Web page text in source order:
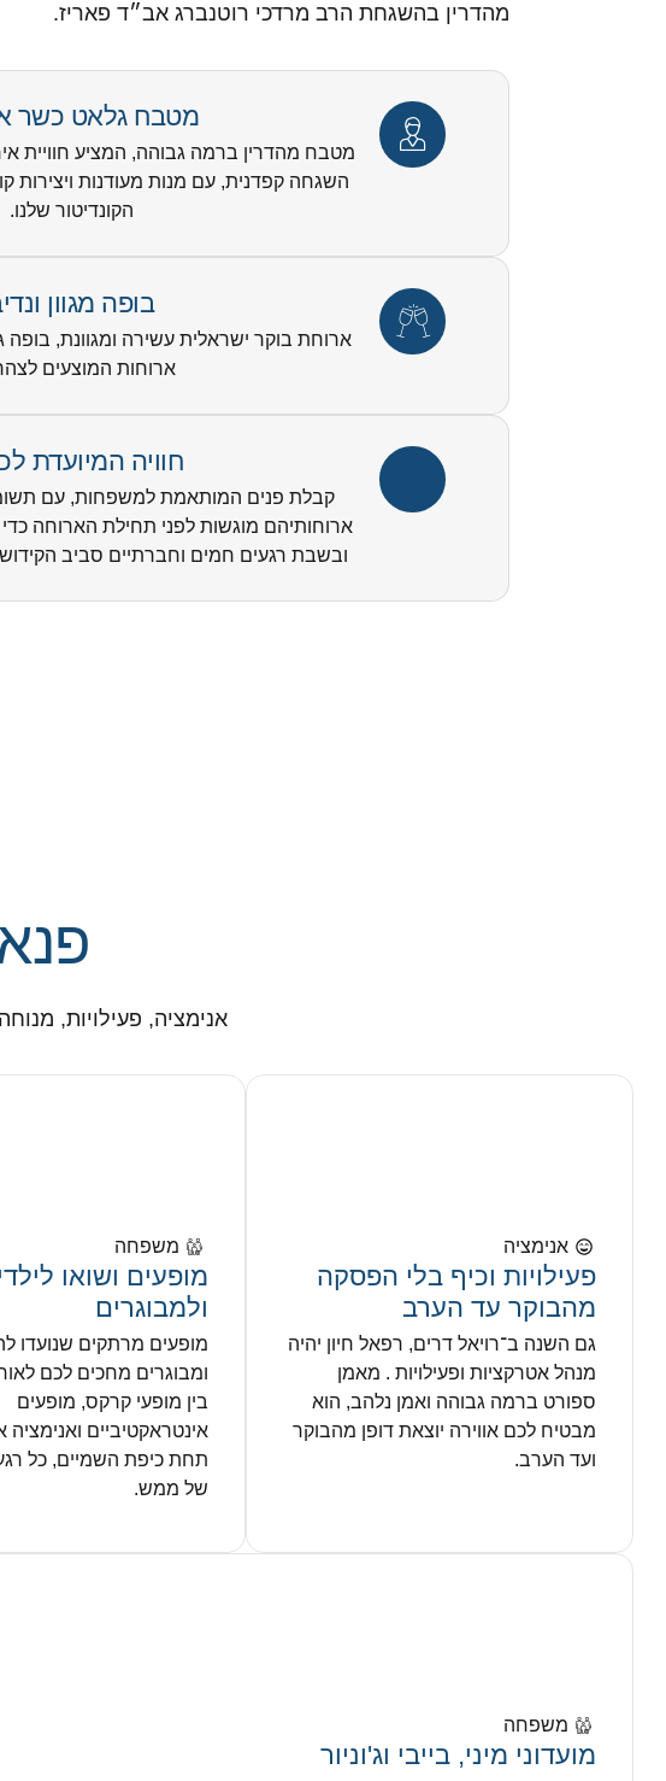
מהדרין בהשגחת הרב מרדכי רוטנברג אב״ד פאריז.
מטבח גלאט כשר
מטבח מהדרין ברמה גבוהה, המציע חוויית
השגחה קפדנית, עם מנות מעודנות ויצירות
הקונדיטור שלנו.
בופה מגוון
ארוחת בוקר ישראלית עשירה ומגוונת, בופה
ארוחות המוצעים
חוויה המיועדת
קבלת פנים המותאמת למשפחות, עם
ארוחותיהם מוגשות לפני תחילת הארוחה כדי
ובשבת רגעים חמים וחברתיים סביב
אנימציה, פעילויות,
אנימציה
פעילויות וכיף בלי הפסקה
מהבוקר עד הערב
גם השנה ב־רויאל דרים, רפאל חיון יהיה
מנהל אטרקציות ופעילויות . מאמן
ספורט ברמה גבוהה ואמן נלהב, הוא
מבטיח לכם אווירה יוצאת דופן מהבוקר
ועד הערב.
משפחה
מופעים ושואו
ולמבוגרים
מופעים מרתקים שנועדו
ומבוגרים מחכים לכם
בין מופעי קרקס, מופעים
אינטראקטיביים ואנימציה
תחת כיפת השמיים, כל
של ממש.
משפחה
מועדוני מיני, בייבי וג'וניור